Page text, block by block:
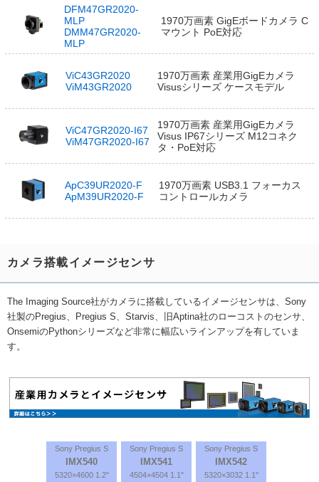
DFM47GR2020-
MLP
DMM47GR2020-
MLP
1970万画素 GigEボードカメラ C
マウント PoE対応
ViC43GR2020
ViM43GR2020
1970万画素 産業用GigEカメラ
Visusシリーズ ケースモデル
ViC47GR2020-I67
ViM47GR2020-I67
1970万画素 産業用GigEカメラ
Visus IP67シリーズ M12コネク
タ・PoE対応
ApC39UR2020-F
ApM39UR2020-F
1970万画素 USB3.1 フォーカス
コントロールカメラ
カメラ搭載イメージセンサ
The Imaging Source社がカメラに搭載しているイメージセンサは、Sony
社製のPregius、Pregius S、Starvis、旧Aptina社のローコストのセンサ、
OnsemiのPythonシリーズなど非常に幅広いラインアップを有していま
す。
Sony Pregius S
IMX540
5320×4600 1.2"
Sony Pregius S
IMX541
4504×4504 1.1"
Sony Pregius S
IMX542
5320×3032 1.1"